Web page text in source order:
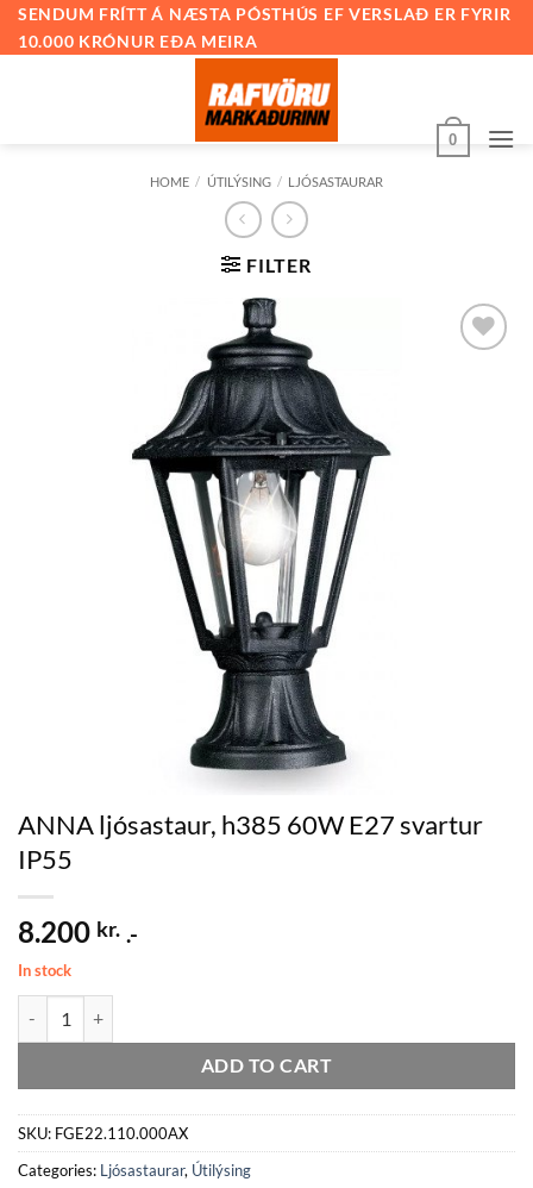
SkipSENDUM FRÍTT Á NÆSTA PÓSTHÚS EF VERSLAÐ ER FYRIR
10.000 KRÓNUR EÐA MEIRA
0
HOME / ÚTILÝSING / LJÓSASTAURAR
FILTER
ANNA ljósastaur, h385 60W E27 svartur
IP55
8.200 kr. .-
In stock
ADD TO CART
SKU: FGE22.110.000AX
Categories: Ljósastaurar, Útilýsing